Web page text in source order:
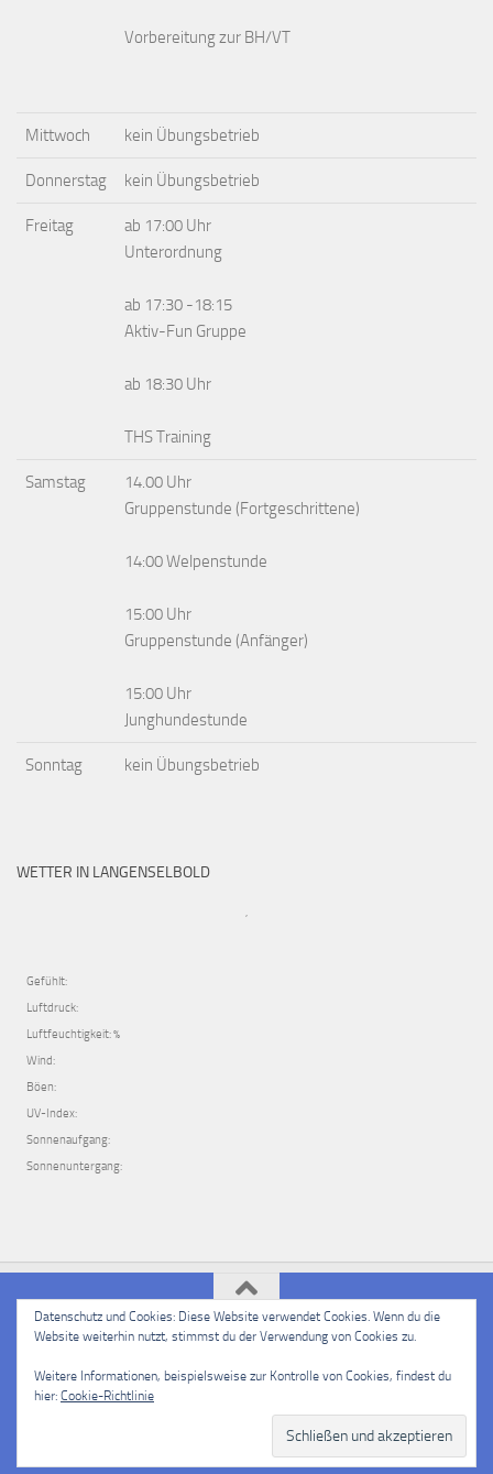
Vorbereitung zur BH/VT
Mittwoch kein Übungsbetrieb
Donnerstag kein Übungsbetrieb
Freitag
ab 17:00 Uhr
Unterordnung
ab 17:30 -18:15
Aktiv-Fun Gruppe
ab 18:30 Uhr
THS Training
Samstag
14.00 Uhr
Gruppenstunde (Fortgeschrittene)
14:00 Welpenstunde
15:00 Uhr
Gruppenstunde (Anfänger)
15:00 Uhr
Junghundestunde
Sonntag kein Übungsbetrieb
WETTER IN LANGENSELBOLD
,
Gefühlt:
Luftdruck:
Luftfeuchtigkeit: %
Wind:
Böen:
UV-Index:
Sonnenaufgang:
Sonnenuntergang:
PSSV e.V. Langenselbold © 2026. Alle Rechte vorbehalten.
Powered by - Entworfen mit demHueman-Theme
Datenschutz und Cookies: Diese Website verwendet Cookies. Wenn du die
Website weiterhin nutzt, stimmst du der Verwendung von Cookies zu.
Weitere Informationen, beispielsweise zur Kontrolle von Cookies, findest du
hier: Cookie-Richtlinie